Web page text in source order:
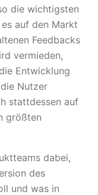
die wichtigsten
auf den Markt
Feedbacks
vermieden,
Entwicklung
Nutzer
stattdessen auf
größten
dabei,
des
und was in